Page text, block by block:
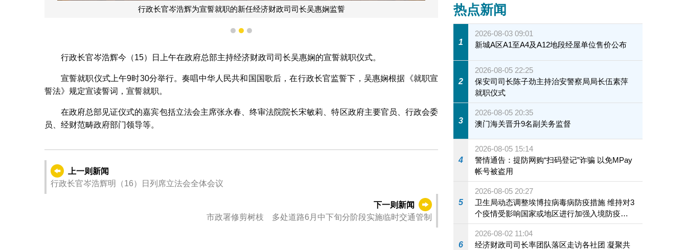
行政长官岑浩辉为宣誓就职的新任经济财政司司长吴惠娴监誓
1 2 3
行政长官岑浩辉今（15）日上午在政府总部主持经济财政司司长吴惠娴的宣誓就职仪式。
宣誓就职仪式上午9时30分举行。奏唱中华人民共和国国歌后，在行政长官监誓下，吴惠娴根据《就职宣
誓法》规定宣读誓词，宣誓就职。
在政府总部见证仪式的嘉宾包括立法会主席张永春、终审法院院长宋敏莉、特区政府主要官员、行政会委
员、经财范畴政府部门领导等。
上一则新闻
行政长官岑浩辉明（16）日列席立法会全体会议
下一则新闻
市政署修剪树枝 多处道路6月中下旬分阶段实施临时交通管制
热点新闻
1
2026-08-03 09:01
新城A区A1至A4及A12地段经屋单位售价公布
2
2026-08-05 22:25
保安司司长陈子劲主持治安警察局局长伍素萍
就职仪式
3
2026-08-05 20:35
澳门海关晋升9名副关务监督
4
2026-08-05 15:14
警情通告：提防网购“扫码登记”诈骗 以免MPay
帐号被盗用
5
2026-08-05 20:27
卫生局动态调整埃博拉病毒病防疫措施 维持对3
个疫情受影响国家或地区进行加强入境防疫措
施
6
2026-08-02 11:04
经济财政司司长率团队落区走访各社团 凝聚共